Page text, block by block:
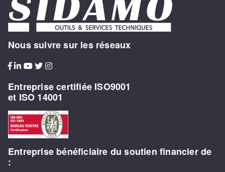
Nous suivre sur les réseaux
Entreprise certifiée ISO9001
et ISO 14001
Entreprise bénéficiaire du soutien financier de
: